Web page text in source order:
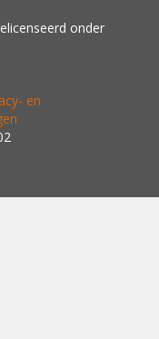
onder
en